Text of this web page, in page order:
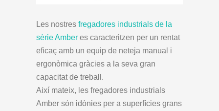
Les nostres fregadores industrials de la
sèrie Amber es caracteritzen per un rentat
eficaç amb un equip de neteja manual i
ergonòmica gràcies a la seva gran
capacitat de treball.
Així mateix, les fregadores industrials
Amber són idònies per a superfícies grans